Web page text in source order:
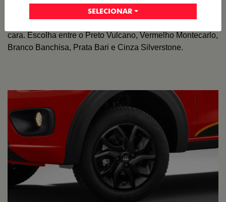
cara. Escolha entre o Preto Vulcano, Vermelho Montecarlo,
Branco Banchisa, Prata Bari e Cinza Silverstone.
SELECIONAR